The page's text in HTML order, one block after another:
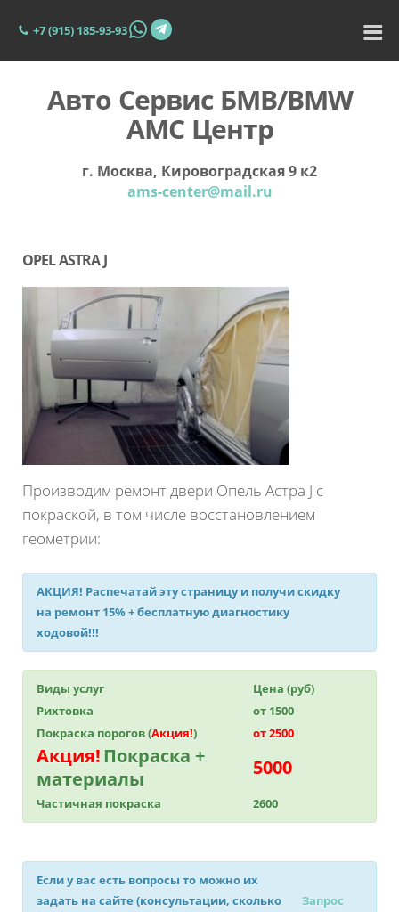
+7 (915) 185-93-93
Авто Сервис БМВ/BMW
АМС Центр
г. Москва, Кировоградская 9 к2
ams-center@mail.ru
OPEL ASTRA J
Производим ремонт двери Опель Астра J с
покраской, в том числе восстановлением
геометрии:
АКЦИЯ! Распечатай эту страницу и получискидку
на ремонт 15%+ бесплатную диагностику
ходовой!!!
Виды услуг
Цена (руб)
Рихтовка
от 1500
Покраска порогов (Акция!) от 2500
Акция!Покраска +
материалы
5000
Частичная покраска 2600
Если у вас есть вопросы то можно их
задать на сайте (консультации, сколько
Запрос